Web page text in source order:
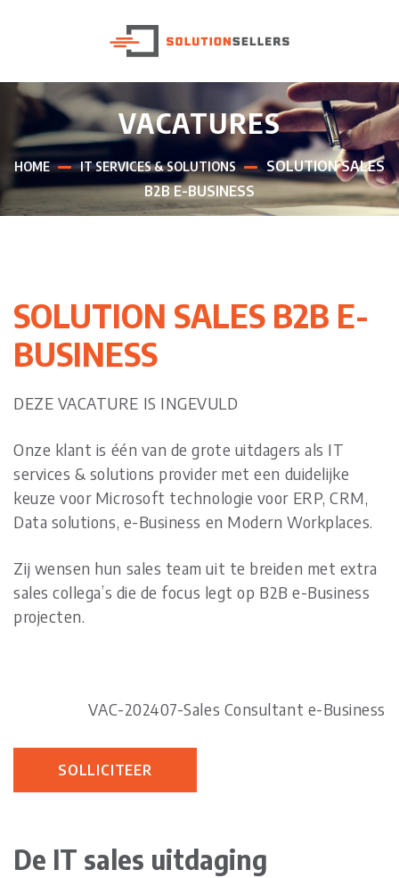
VACATURES
HOME IT SERVICES & SOLUTIONS
SOLUTION SALES
B2B E-BUSINESS
SOLUTION SALES B2B E-
BUSINESS
DEZE VACATURE IS INGEVULD
Onze klant is één van de grote uitdagers als IT
services & solutions provider met een duidelijke
keuze voor Microsoft technologie voor ERP, CRM,
Data solutions, e-Business en Modern Workplaces.
Zij wensen hun sales team uit te breiden met extra
sales collega’s die de focus legt op B2B e-Business
projecten.
VAC-202407-Sales Consultant e-Business
SOLLICITEER
De IT sales uitdaging